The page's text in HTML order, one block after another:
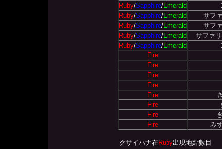
Ruby/Sapphire/Emerald
Ruby/Sapphire/Emerald
サフ
Ruby/Sapphire/Emerald
サフ
Ruby/Sapphire/Emerald
サファ
Ruby/Sapphire/Emerald
Fire
Fire
Fire
Fire
Fire
Fire
Fire
Fire
み
クサイハナ在Ruby出現地點數目